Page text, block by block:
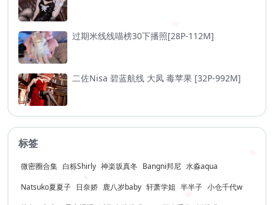
过期米线线喵榜30下播照[28P-112M]
二佐Nisa 碧蓝航线 大凤 毒苹果 [32P-992M]
标签
微密圈合集 白栎Shirly 神楽坂真冬 Bangni邦尼 水淼aqua
Natsuko夏夏子 日奈娇 鹿八岁baby 轩萧学姐 半半子 小仓千代w